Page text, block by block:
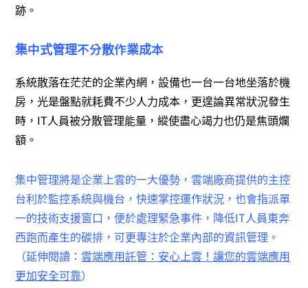
跡。
集中式管理不分散作業成本
系統散落在茫茫的企業內網，設備也一台一台地坐落於機
房，光是盤點就耗費不少人力成本，更遑論異常狀況發生
時，IT人員被分散管理能量，縱使盡心竭力也仍是焦頭爛
額。
集中管理將是企業上雲的一大優勢，雲端廠商提供的主控
台利於監控系統與機台，快速掌控運作狀況，也會指派單
一的技術支援窗口，便於處理緊急事件，降低IT人員東奔
西跑而產生的碳排，可更專注於企業內部的資訊管理。
（延伸閱讀：雲端應用託管：安心上雲！讓您的雲端應用
更加安全可靠）